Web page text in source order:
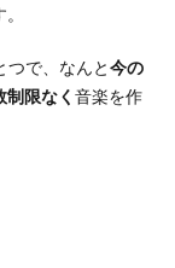
で、なんと今の
限なく 音楽を作